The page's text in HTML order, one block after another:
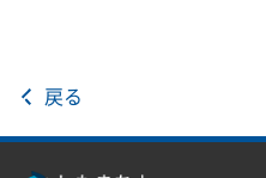
戻る